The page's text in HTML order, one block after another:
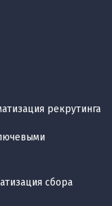
рекрутинга
сбора